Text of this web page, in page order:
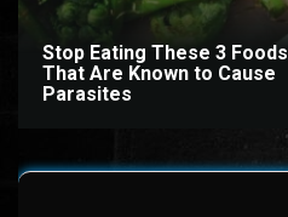
Stop Eating These 3 Foods
That Are Known to Cause
Parasites